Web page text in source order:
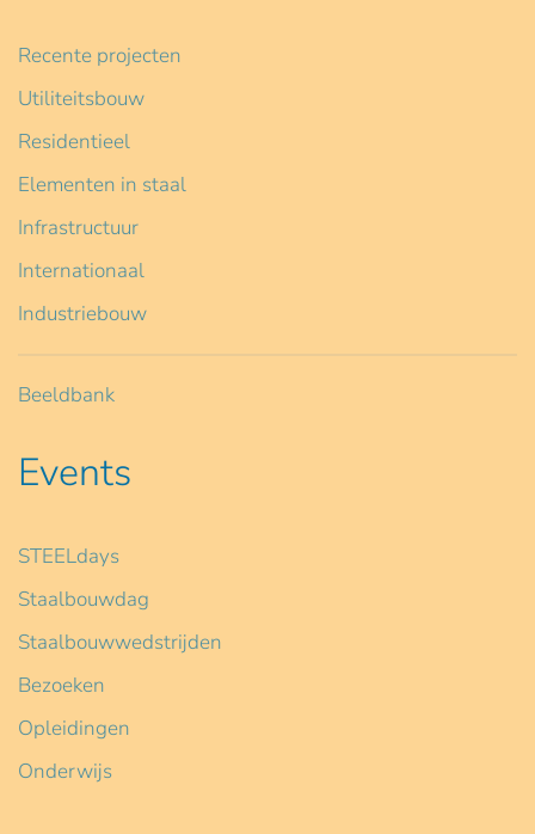
Recente projecten
Utiliteitsbouw
Residentieel
Elementen in staal
Infrastructuur
Internationaal
Industriebouw
Beeldbank
Events
STEELdays
Staalbouwdag
Staalbouwwedstrijden
Bezoeken
Opleidingen
Onderwijs